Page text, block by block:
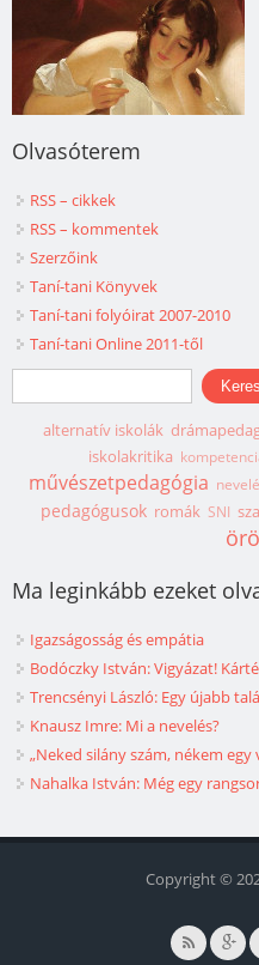
Olvasóterem
RSS – cikkek
RSS – kommentek
Szerzőink
Taní-tani Könyvek
Taní-tani folyóirat 2007-2010
Taní-tani Online 2011-től
Keresés űrlap
Keresés
alternatív iskolák
iskolakritika
művészetpedagógia
pedagógusok romák SNI
Ma leginkább ezeket
Igazságosság és empátia
Bodóczky István: Vigyázat!
Trencsényi László: Egy újabb
Knausz Imre: Mi a nevelés?
„Neked silány szám, nékem egy
Nahalka István: Még egy
Copyright ©